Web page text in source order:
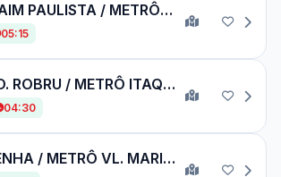
ITAIM PAULISTA / METRÔ VL. MATILDE
05:15
JD. ROBRU / METRÔ ITAQUERA
04:30
PENHA / METRÔ VL. MARIANA